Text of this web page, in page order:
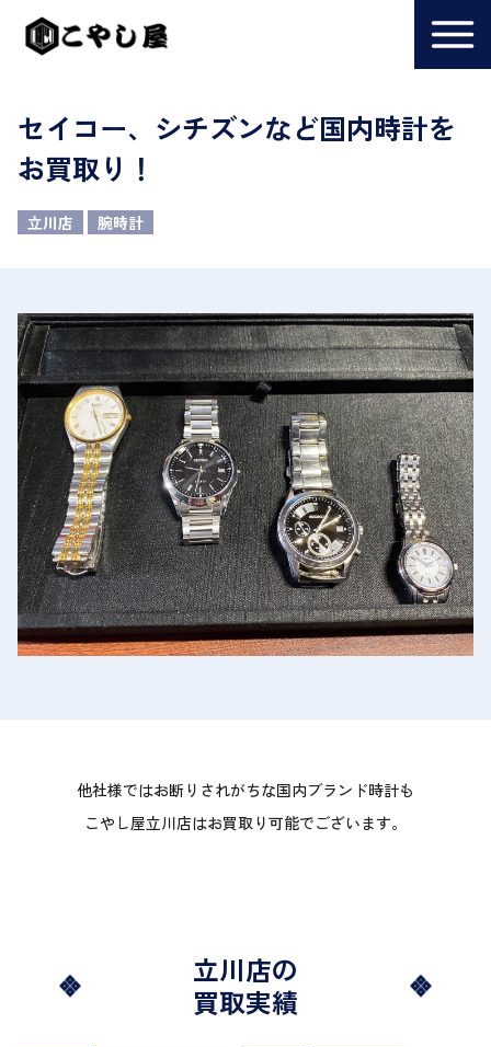
セイコー、シチズンなど国内時計を
お買取り！
立川店 腕時計
他社様ではお断りされがちな国内ブランド時計も
こやし屋立川店はお買取り可能でございます。
立川店の
買取実績